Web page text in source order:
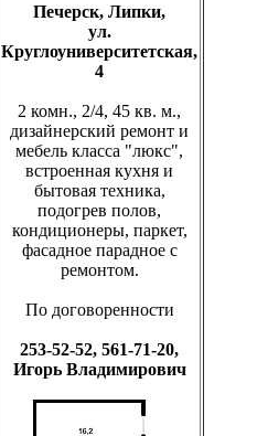
Печерск, Липки,
ул.
Круглоуниверситетская,
4
2 комн., 2/4, 45 кв. м.,
дизайнерский ремонт и
мебель класса "люкс",
встроенная кухня и
бытовая техника,
подогрев полов,
кондиционеры, паркет,
фасадное парадное с
ремонтом.
По договоренности
253-52-52, 561-71-20,
Игорь Владимирович